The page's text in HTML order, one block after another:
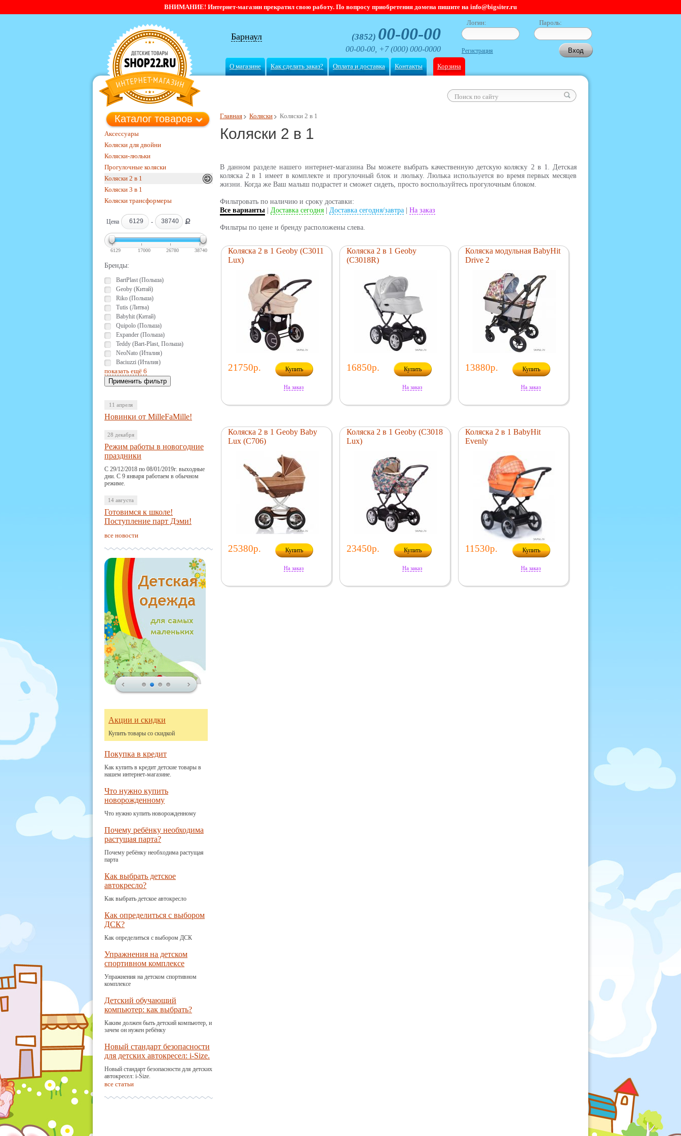
ВНИМАНИЕ! Интернет-магазин прекратил свою работу. По вопросу приобретения домена пишите на info@bigsiter.ru
Барнаул (3852) 00-00-00
00-00-00, +7 (000) 000-0000
Логин: Пароль:
Регистрация
О магазине Как сделать заказ? Оплата и доставка Контакты Корзина
Главная Коляски Коляски 2 в 1
Коляски 2 в 1
В данном разделе нашего интернет-магазина Вы можете выбрать качественную детскую коляску 2 в 1. Детская
коляска 2 в 1 имеет в комплекте и прогулочный блок и люльку. Люлька используется во время первых месяцев
жизни. Когда же Ваш малыш подрастет и сможет сидеть, просто воспользуйтесь прогулочным блоком.
Фильтровать по наличию и сроку доставки:
Все варианты
Доставка сегодня Доставка сегодня/завтра На заказ
Фильтры по цене и бренду расположены слева.
Каталог товаров
Аксессуары
Коляски для двойни
Коляски-люльки
Прогулочные коляски
Коляски 2 в 1
Коляски 3 в 1
Коляски трансформеры
Цена - Ք
6129 17000 26780 38740
Бренды:
BartPlast (Польша)
Geoby (Китай)
Riko (Польша)
Tutis (Литва)
Babyhit (Китай)
Quipolo (Польша)
Expander (Польша)
Teddy (Bart-Plast, Польша)
NeoNato (Италия)
Baciuzzi (Италия)
показать ещё 6
11 апреля
Новинки от MilleFaMille!
28 декабря
Режим работы в новогодние
праздники
С 29/12/2018 по 08/01/2019г. выходные
дни. С 9 января работаем в обычном
режиме.
14 августа
Готовимся к школе!
Поступление парт Дэми!
все новости
Акции и скидки
Купить товары со скидкой
Покупка в кредит
Как купить в кредит детские товары в
нашем интернет-магазине.
Что нужно купить
новорожденному
Что нужно купить новорожденному
Почему ребёнку необходима
растущая парта?
Почему ребёнку необходима растущая
парта
Как выбрать детское
автокресло?
Как выбрать детское автокресло
Как определиться с выбором
ДСК?
Как определиться с выбором ДСК
Упражнения на детском
спортивном комплексе
Упражнения на детском спортивном
комплексе
Детский обучающий
компьютер: как выбрать?
Каким должен быть детский компьютер, и
зачем он нужен ребёнку
Новый стандарт безопасности
для детских автокресел: i-Size.
Новый стандарт безопасности для детских
автокресел: i-Size.
все статьи
Коляска 2 в 1 Geoby (C3011
Lux)
21750р. Купить
На заказ
Коляска 2 в 1 Geoby
(C3018R)
16850р. Купить
На заказ
Коляска модульная BabyHit
Drive 2
13880р. Купить
На заказ
Коляска 2 в 1 Geoby Baby
Lux (C706)
25380р. Купить
На заказ
Коляска 2 в 1 Geoby (C3018
Lux)
23450р. Купить
На заказ
Коляска 2 в 1 BabyHit
Evenly
11530р. Купить
На заказ